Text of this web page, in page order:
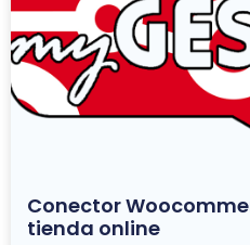
Conector
tienda online